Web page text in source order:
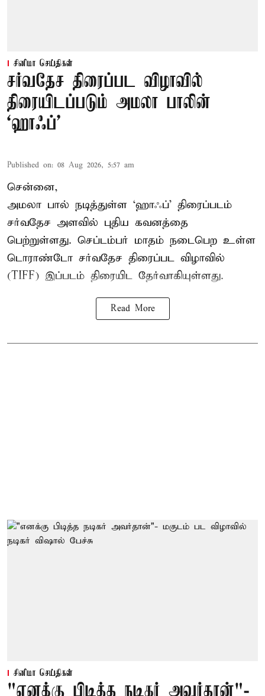
சினிமா செய்திகள்
சர்வதேச திரைப்பட விழாவில்
திரையிடப்படும் அமலா பாலின்
‘ஹாஃப்’
Published on: 08 Aug 2026, 5:57 am
சென்னை,
அமலா பால் நடித்துள்ள ‘ஹாஃப்’ திரைப்படம்
சர்வதேச அளவில் புதிய கவனத்தை
பெற்றுள்ளது. செப்டம்பர் மாதம் நடைபெற உள்ள
டொராண்டோ சர்வதேச திரைப்பட விழாவில்
(TIFF) இப்படம் திரையிட தேர்வாகியுள்ளது.
Read More
சினிமா செய்திகள்
"எனக்கு பிடித்த நடிகர் அவர்தான்"-